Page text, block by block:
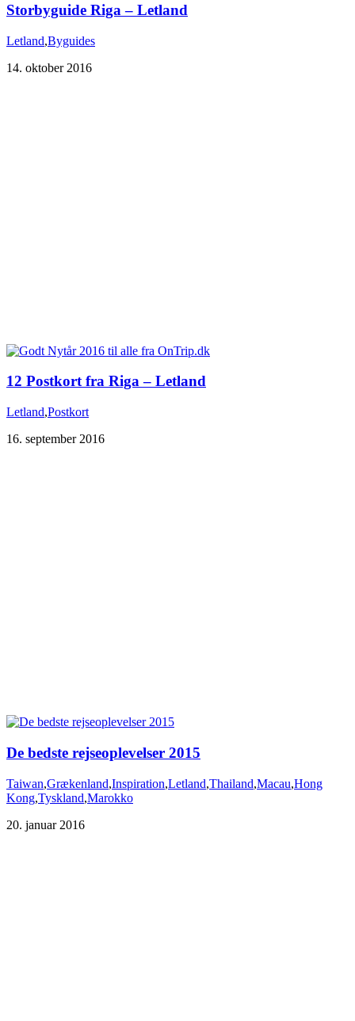
Storbyguide Riga – Letland
Letland,Byguides
14. oktober 2016
12 Postkort fra Riga – Letland
Letland,Postkort
16. september 2016
De bedste rejseoplevelser 2015
Taiwan,Grækenland,Inspiration,Letland,Thailand,Macau,Hong
Kong,Tyskland,Marokko
20. januar 2016